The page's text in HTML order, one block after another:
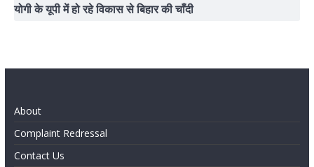
योगी के यूपी में हो रहे विकास से बिहार की चाँदी
About
Complaint Redressal
Contact Us